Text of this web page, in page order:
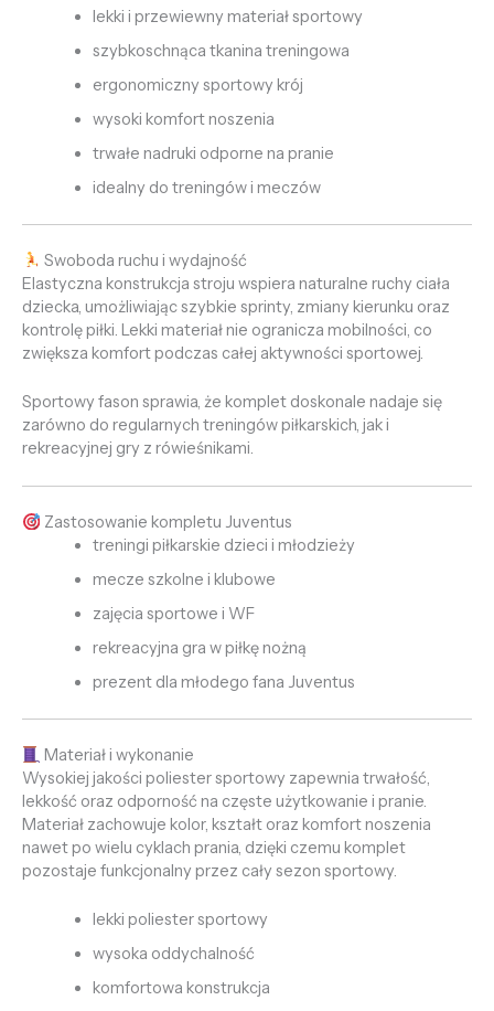
lekki i przewiewny materiał sportowy
szybkoschnąca tkanina treningowa
ergonomiczny sportowy krój
wysoki komfort noszenia
trwałe nadruki odporne na pranie
idealny do treningów i meczów
Swoboda ruchu i wydajność
Elastyczna konstrukcja stroju wspiera naturalne ruchy ciała
dziecka, umożliwiając szybkie sprinty, zmiany kierunku oraz
kontrolę piłki. Lekki materiał nie ogranicza mobilności, co
zwiększa komfort podczas całej aktywności sportowej.
Sportowy fason sprawia, że komplet doskonale nadaje się
zarówno do regularnych treningów piłkarskich, jak i
rekreacyjnej gry z rówieśnikami.
Zastosowanie kompletu Juventus
treningi piłkarskie dzieci i młodzieży
mecze szkolne i klubowe
zajęcia sportowe i WF
rekreacyjna gra w piłkę nożną
prezent dla młodego fana Juventus
Materiał i wykonanie
Wysokiej jakości poliester sportowy zapewnia trwałość,
lekkość oraz odporność na częste użytkowanie i pranie.
Materiał zachowuje kolor, kształt oraz komfort noszenia
nawet po wielu cyklach prania, dzięki czemu komplet
pozostaje funkcjonalny przez cały sezon sportowy.
lekki poliester sportowy
wysoka oddychalność
komfortowa konstrukcja